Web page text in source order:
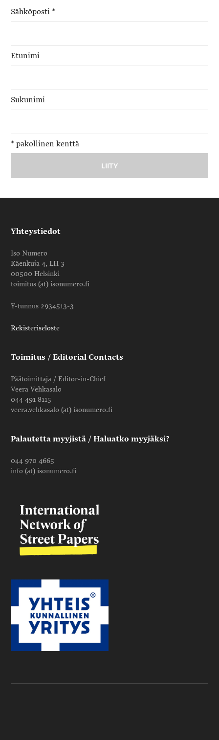
Sähköposti *
Etunimi
Sukunimi
* pakollinen kenttä
Yhteystiedot
Iso Numero
Käenkuja 4, LH 3
00500 Helsinki
toimitus (at) isonumero.fi
Y-tunnus 2934513-3
Rekisteriseloste
Toimitus / Editorial Contacts
Päätoimittaja / Editor-in-Chief
Veera Vehkasalo
044 491 8115
veera.vehkasalo (at) isonumero.fi
Palautetta myyjistä / Haluatko myyjäksi?
044 970 4665
info (at) isonumero.fi